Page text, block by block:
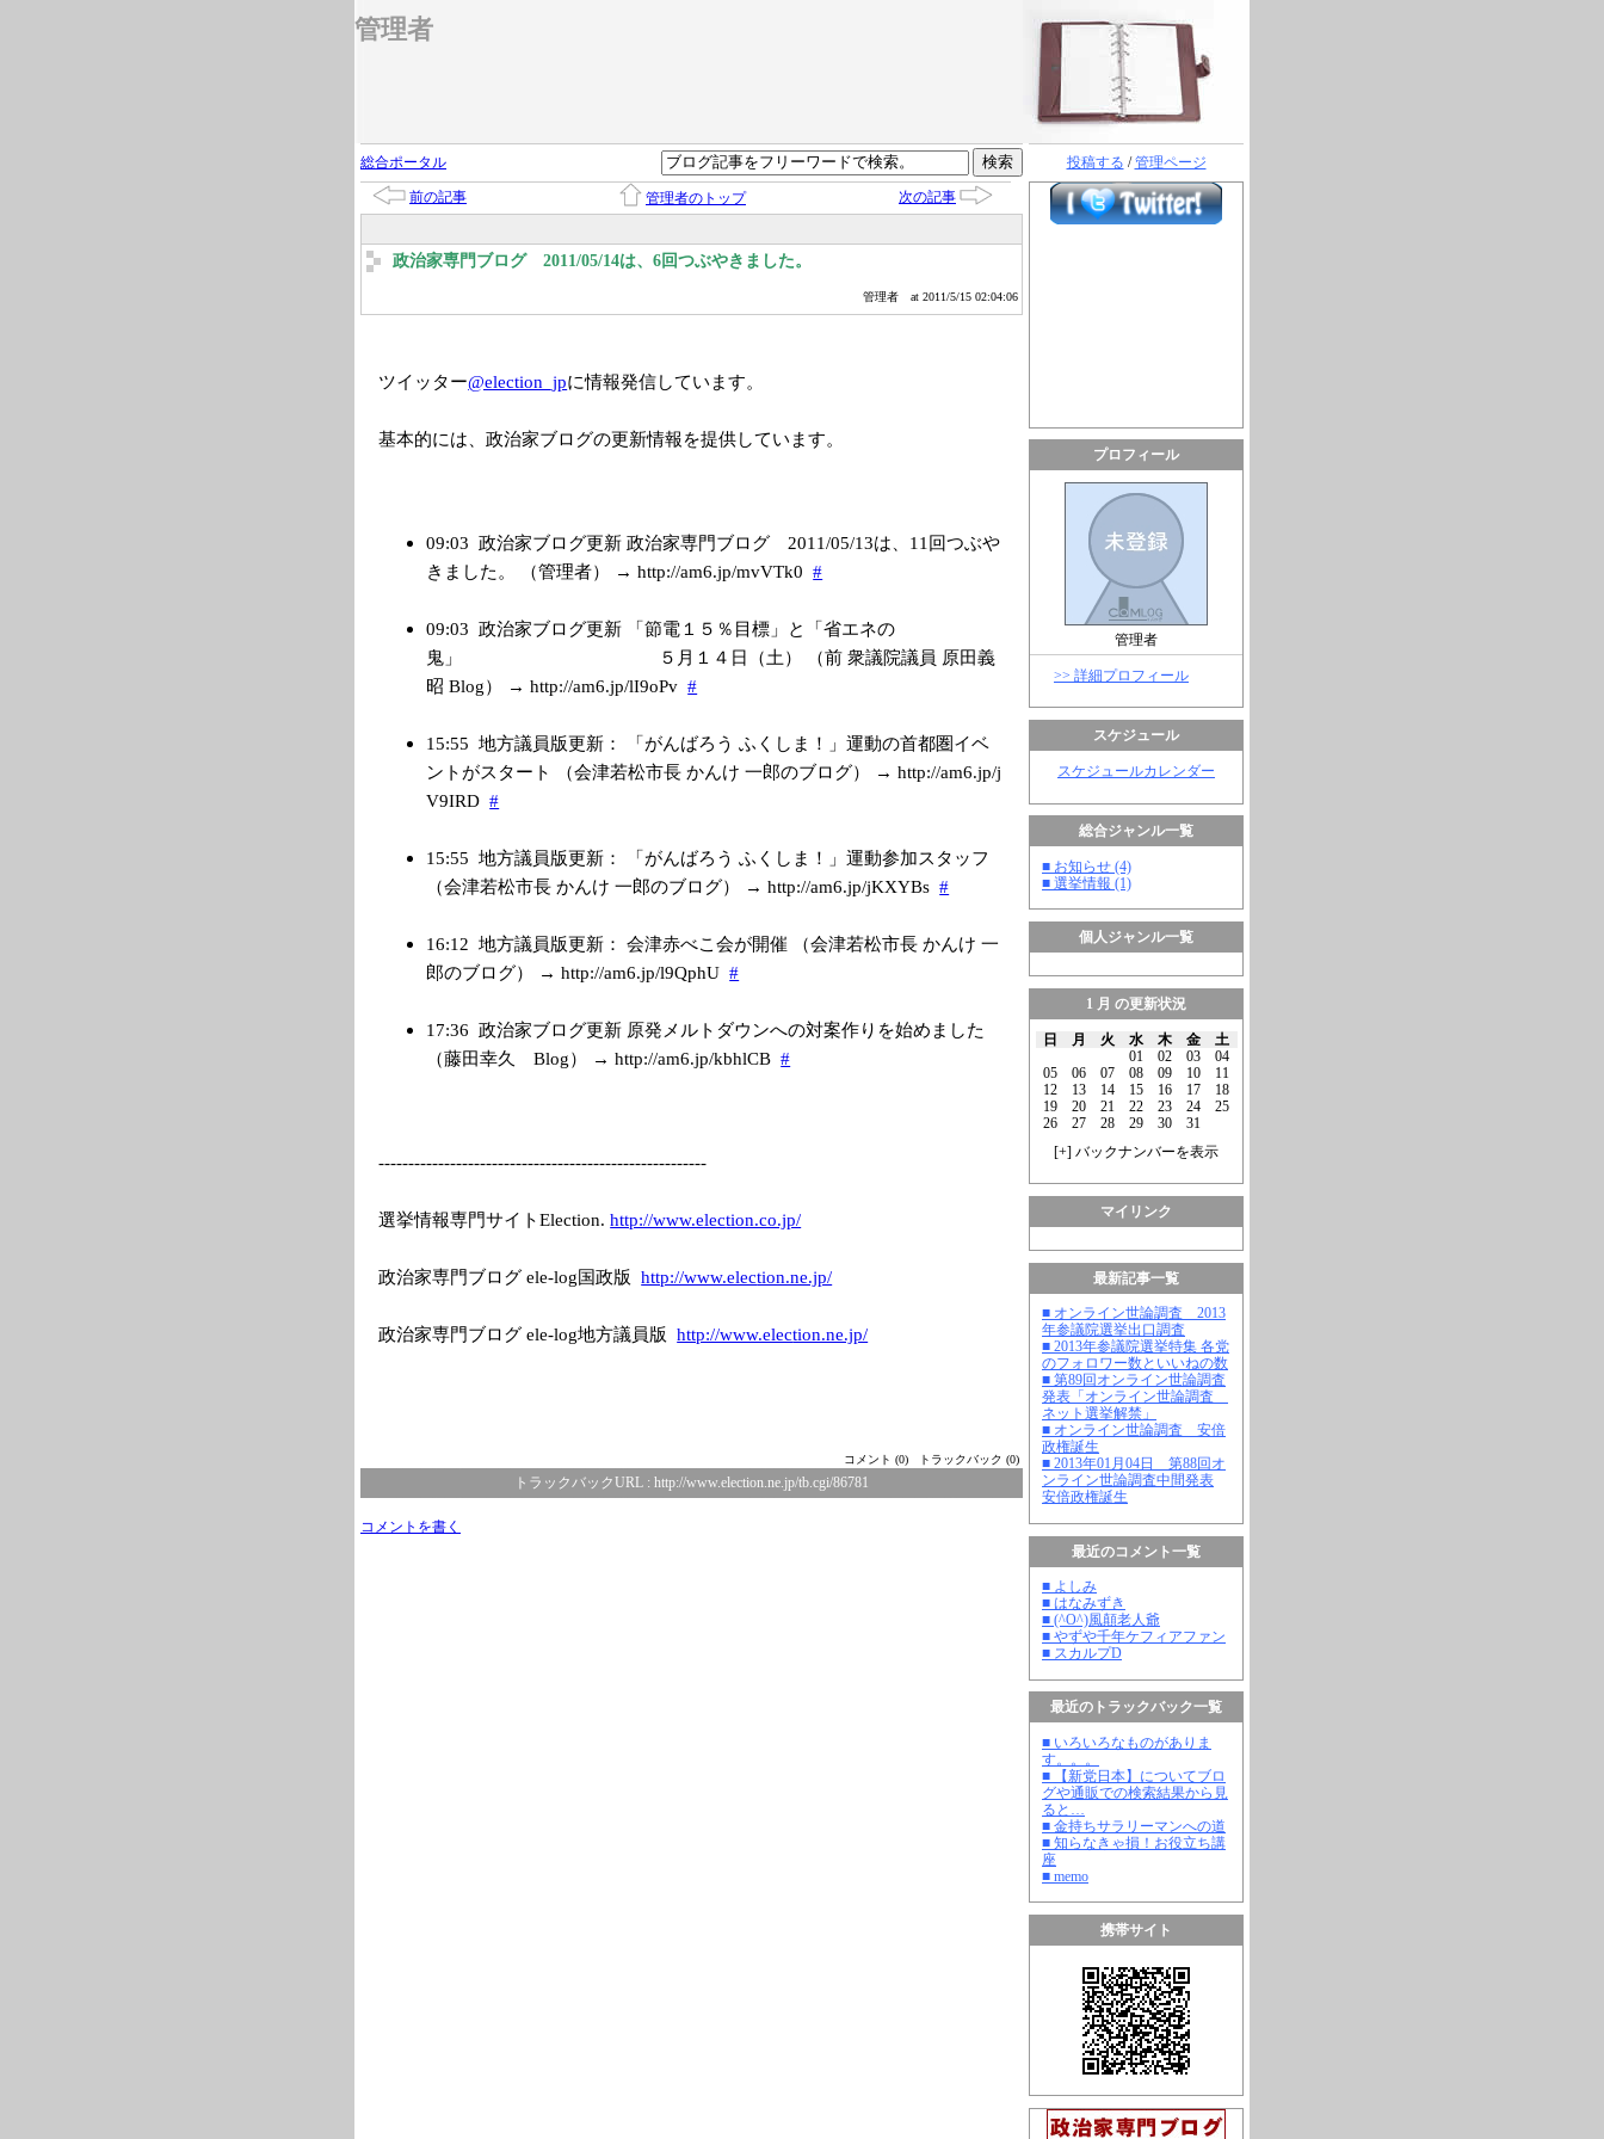
管理者
投稿する /管理ページ
プロフィール
管理者
>> 詳細プロフィール
スケジュール
スケジュールカレンダー
総合ジャンル一覧
■ お知らせ (4)
■ 選挙情報 (1)
個人ジャンル一覧
1 月 の更新状況
日 月 火 水 木 金
土
01
02 03
04
05
06 07 08 09 10
11
12
13 14 15 16 17
18
19
20 21 22 23 24
25
26
27 28 29 30
31
[+] バックナンバーを表示
マイリンク
最新記事一覧
■ オンライン世論調査 2013
年参議院選挙出口調査
■ 2013年参議院選挙特集 各党
のフォロワー数といいねの数
■ 第89回オンライン世論調査
発表「オンライン世論調査
ネット選挙解禁」
■ オンライン世論調査 安倍
政権誕生
■ 2013年01月04日 第88回オ
ンライン世論調査中間発表
安倍政権誕生
最近のコメント一覧
■ よしみ
■ はなみずき
■ (^O^)風顛老人爺
■ やずや千年ケフィアファン
■ スカルプD
最近のトラックバック一覧
■ いろいろなものがありま
す。。。
■ 【新党日本】についてブロ
グや通販での検索結果から見
ると…
■ 金持ちサラリーマンへの道
■ 知らなきゃ損！お役立ち講
座
■ memo
携帯サイト
総合ポータル
前の記事 管理者のトップ 次の記事
政治家専門ブログ 2011/05/14は、6回つぶやきました。
管理者 at 2011/5/15 02:04:06
ツイッター@election_jpに情報発信しています。
基本的には、政治家ブログの更新情報を提供しています。
09:03 政治家ブログ更新 政治家専門ブログ 2011/05/13は、11回つぶや
きました。 （管理者） → http://am6.jp/mvVTk0 #
09:03 政治家ブログ更新 「節電１５％目標」と「省エネの
鬼」 ５月１４日（土） （前 衆議院議員 原田義
昭 Blog） → http://am6.jp/lI9oPv #
15:55 地方議員版更新： 「がんばろう ふくしま！」運動の首都圏イベ
ントがスタート （会津若松市長 かんけ 一郎のブログ） → http://am6.jp/j
V9IRD #
15:55 地方議員版更新： 「がんばろう ふくしま！」運動参加スタッフ
（会津若松市長 かんけ 一郎のブログ） → http://am6.jp/jKXYBs #
16:12 地方議員版更新： 会津赤べこ会が開催 （会津若松市長 かんけ 一
郎のブログ） → http://am6.jp/l9QphU #
17:36 政治家ブログ更新 原発メルトダウンへの対案作りを始めました
（藤田幸久 Blog） → http://am6.jp/kbhlCB #
-------------------------------------------------------
選挙情報専門サイトElection.http://www.election.co.jp/
政治家専門ブログ ele-log国政版http://www.election.ne.jp/
政治家専門ブログ ele-log地方議員版http://www.election.ne.jp/
コメント (0) トラックバック (0)
トラックバックURL : http://www.election.ne.jp/tb.cgi/86781
コメントを書く